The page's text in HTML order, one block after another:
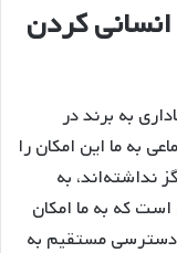
کردن
به برند در
به ما این امکان را
نداشته‌اند، به
که به ما امکان
دسترسی مستقیم به